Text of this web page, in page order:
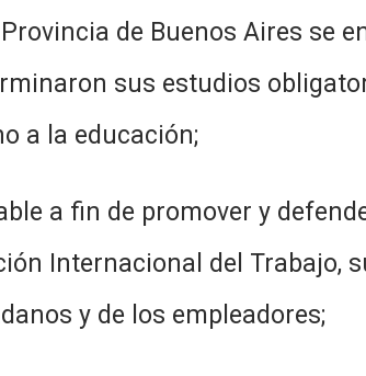
de Buenos Aires se
sus estudios
a la educación;
promover y defender
Internacional del Trabajo,
y de los empleadores;